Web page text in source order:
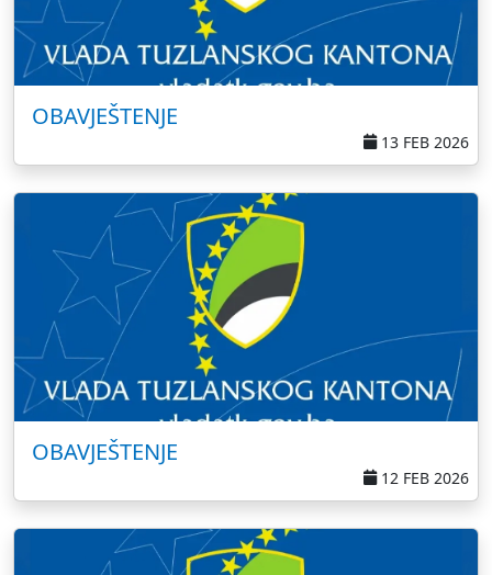
OBAVJEŠTENJE
13 FEB 2026
OBAVJEŠTENJE
12 FEB 2026